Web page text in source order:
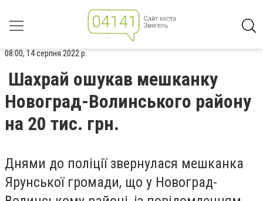
08:00, 14 серпня 2022 р.
Шахрай ошукав мешканку
Новоград-Волинського району
на 20 тис. грн.
Днями до поліції звернулася мешканка
Ярунської громади, що у Новоград-